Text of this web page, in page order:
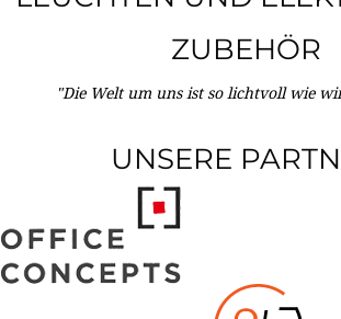
ZUBEHÖR
"Die Welt um uns ist so lichtvoll wie
UNSERE